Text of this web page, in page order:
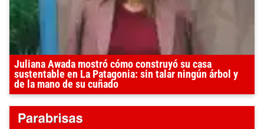
Juliana Awada mostró cómo construyó su casa
sustentable en La Patagonia: sin talar ningún árbol y
de la mano de su cuñado